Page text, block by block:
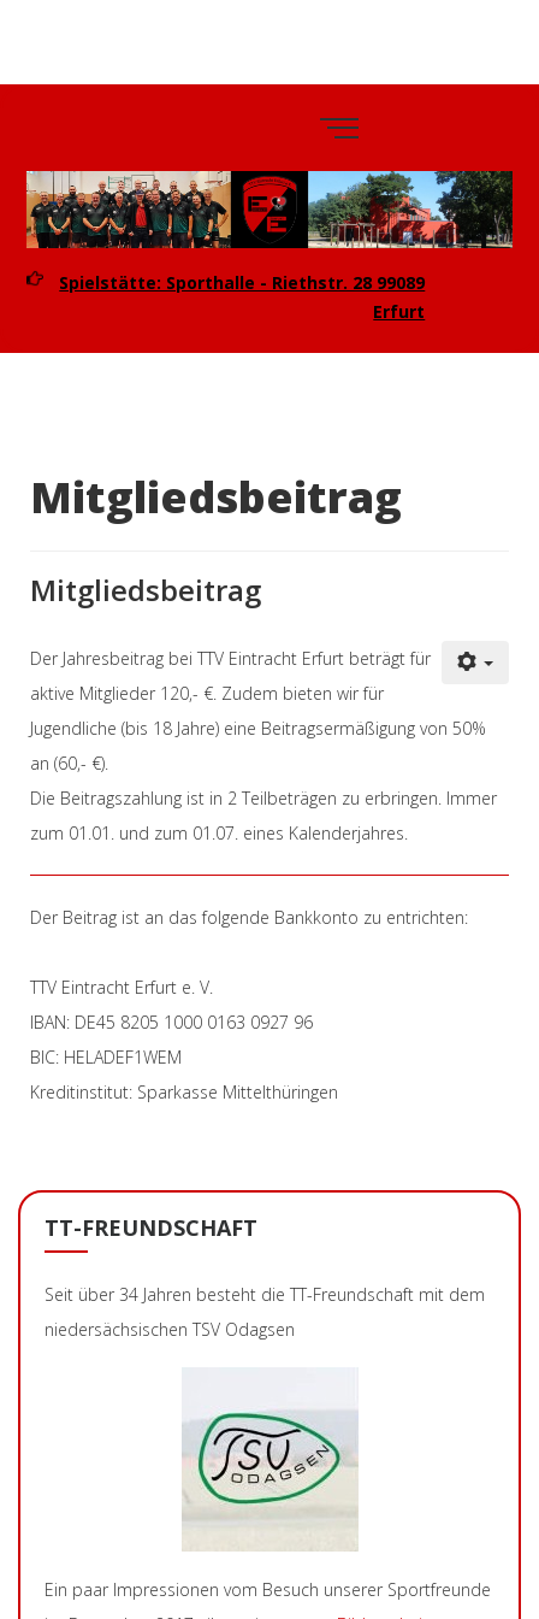
Spielstätte: Sporthalle - Riethstr. 28 99089
Erfurt
Mitgliedsbeitrag
Mitgliedsbeitrag
Der Jahresbeitrag bei TTV Eintracht Erfurt beträgt für
aktive Mitglieder 120,- €. Zudem bieten wir für
Jugendliche (bis 18 Jahre) eine Beitragsermäßigung von 50%
an (60,- €).
Die Beitragszahlung ist in 2 Teilbeträgen zu erbringen. Immer
zum 01.01. und zum 01.07. eines Kalenderjahres.
Der Beitrag ist an das folgende Bankkonto zu entrichten:
TTV Eintracht Erfurt e. V.
IBAN: DE45 8205 1000 0163 0927 96
BIC: HELADEF1WEM
Kreditinstitut: Sparkasse Mittelthüringen
TT-FREUNDSCHAFT
Seit über 34 Jahren besteht die TT-Freundschaft mit dem
niedersächsischen TSV Odagsen
Ein paar Impressionen vom Besuch unserer Sportfreunde